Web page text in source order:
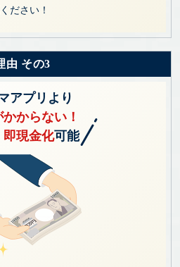
ださい！
由 その3
アプリより
からない！
即現金化可能